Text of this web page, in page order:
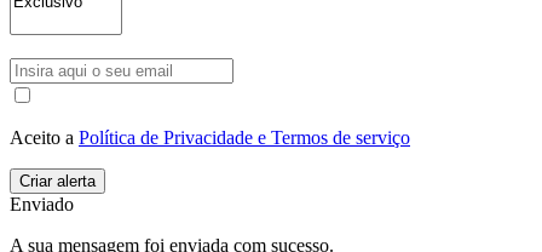
Aceito a Política de Privacidade e Termos de serviço
Enviado
A sua mensagem foi enviada com sucesso.